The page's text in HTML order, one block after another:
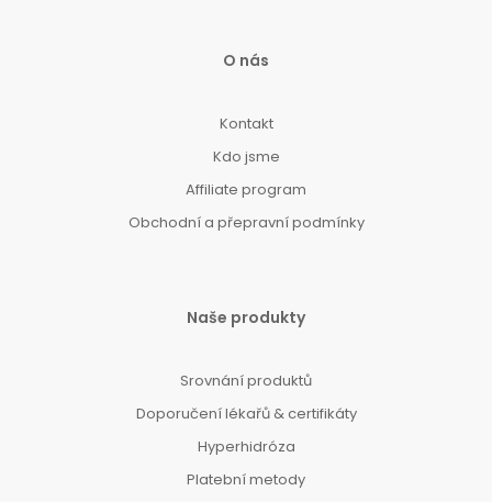
O nás
Kontakt
Kdo jsme
Affiliate program
Obchodní a přepravní podmínky
Naše produkty
Srovnání produktů
Doporučení lékařů & certifikáty
Hyperhidróza
Platební metody